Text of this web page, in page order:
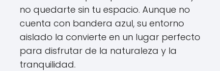
no quedarte sin tu espacio. Aunque no
cuenta con bandera azul, su entorno
aislado la convierte en un lugar perfecto
para disfrutar de la naturaleza y la
tranquilidad.